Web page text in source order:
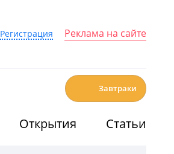
Регистрация Реклама на сайте
Завтраки
Открытия Статьи